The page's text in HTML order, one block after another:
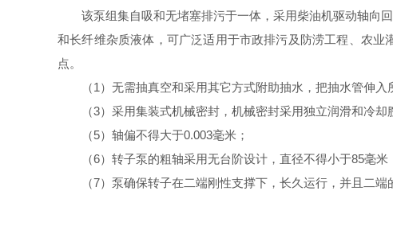
该泵组集自吸和无堵塞排污于一体，采用柴油机驱动轴向回
和长纤维杂质液体，可广泛适用于市政排污及防涝工程、农
点。
（1）无需抽真空和采用其它方式附助抽水，把抽水管伸入
（3）采用集装式机械密封，机械密封采用独立润滑和冷却
（5）轴偏不得大于0.003毫米；
（6）转子泵的粗轴采用无台阶设计，直径不得小于85毫米
（7）泵确保转子在二端刚性支撑下，长久运行，并且二端